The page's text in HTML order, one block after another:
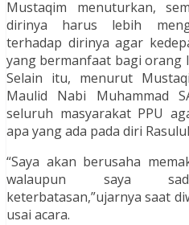
Mustaqim menuturkan,
dirinya harus lebih
terhadap dirinya agar
yang bermanfaat bagi orang
Selain itu, menurut
Maulid Nabi Muhammad
seluruh masyarakat PPU
apa yang ada pada diri
“Saya akan berusaha
walaupun saya
keterbatasan,”ujarnya saat
usai acara.